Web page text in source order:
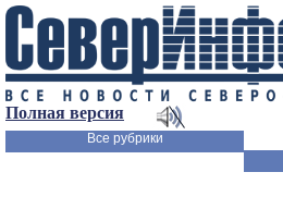
Полная версия
Все рубрики